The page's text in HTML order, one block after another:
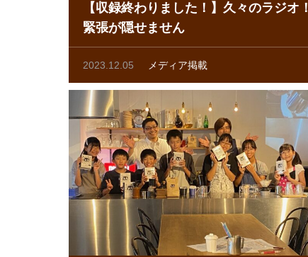
【収録終わりました！】久々のラジオ！
緊張が隠せません
2023.12.05 メディア掲載